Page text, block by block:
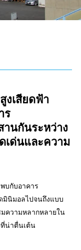
งเสียดฟ้า
ร
นกันระหว่าง
เด่นและความ
บกับอาคาร
มินิมอลไปจนถึงแบบ
ความหลากหลายใน
ที่น่าตื่นเต้น